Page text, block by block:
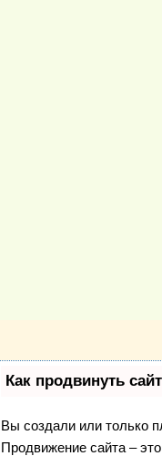
Как продвинуть
Вы создали или только
Продвижение сайта –